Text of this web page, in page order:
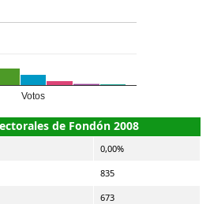
Votos
de Fondón 2008
0,00%
835
673